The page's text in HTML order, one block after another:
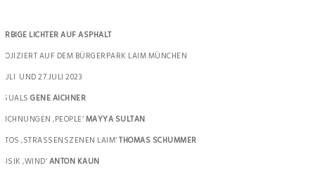
LICHTER AUF ASPHALT
AUF DEM BÜRGERPARK LAIM MÜNCHEN
UND 27.JULI 2023
GENE AICHNER
‚PEOPLE‘MAYYA SULTAN
‚STRASSENSZENEN LAIM‘THOMAS SCHUMMER
‚WIND‘ANTON KAUN